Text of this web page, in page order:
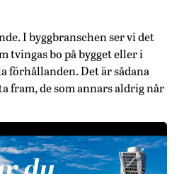
I byggbranschen ser vi det
tvingas bo på bygget eller i
förhållanden. Det är sådana
fram, de som annars aldrig når